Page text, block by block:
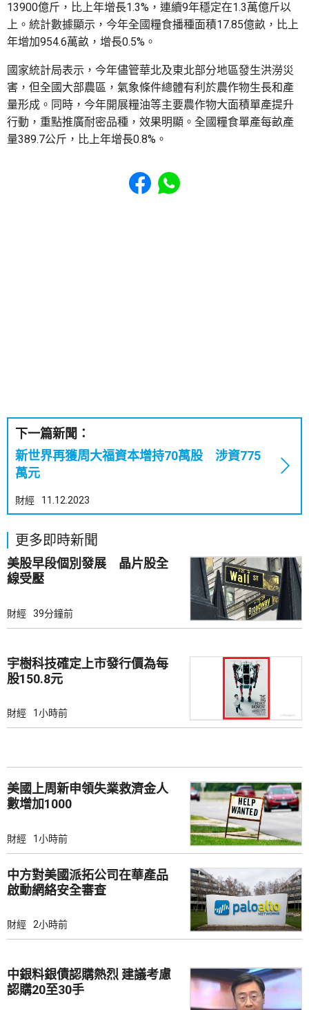
13900億斤，比上年增長1.3%，連續9年穩定在1.3萬億斤以
上。統計數據顯示，今年全國糧食播種面積17.85億畝，比上
年增加954.6萬畝，增長0.5%。
國家統計局表示，今年儘管華北及東北部分地區發生洪澇災
害，但全國大部農區，氣象條件總體有利於農作物生長和產
量形成。同時，今年開展糧油等主要農作物大面積單產提升
行動，重點推廣耐密品種，效果明顯。全國糧食單產每畝產
量389.7公斤，比上年增長0.8%。
Share to Facebook
Share to WhatsApp
下一篇新聞：
新世界再獲周大福資本增持70萬股 涉資775
萬元
財經 11.12.2023
更多即時新聞
美股早段個別發展 晶片股全
線受壓
財經 39分鐘前
宇樹科技確定上市發行價為每
股150.8元
財經 1小時前
美國上周新申領失業救濟金人
數增加1000
財經 1小時前
中方對美國派拓公司在華產品
啟動網絡安全審查
財經 2小時前
中銀料銀債認購熱烈 建議考慮
認購20至30手